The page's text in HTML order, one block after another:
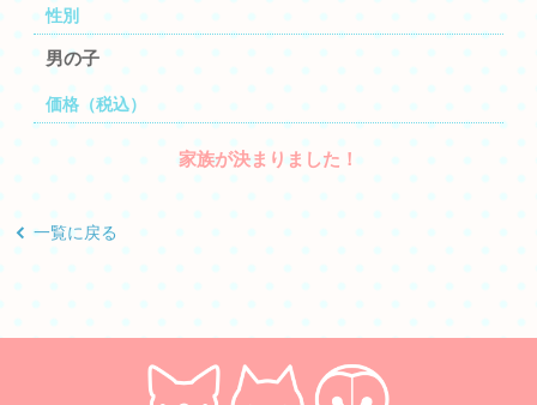
性別
男の子
価格（税込）
家族が決まりました！
一覧に戻る